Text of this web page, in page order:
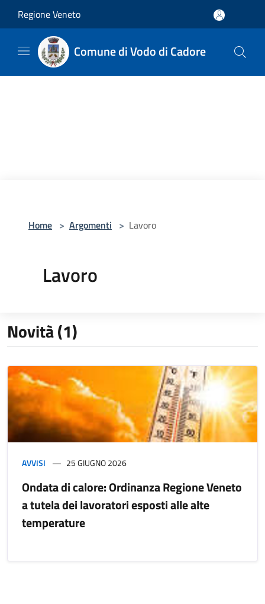
Regione Veneto
Comune di Vodo di Cadore
Home > Argomenti > Lavoro
Lavoro
Novità (1)
AVVISI 25 GIUGNO 2026
Ondata di calore: Ordinanza Regione Veneto
a tutela dei lavoratori esposti alle alte
temperature